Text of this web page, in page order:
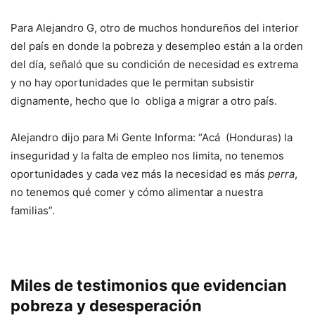
Para Alejandro G, otro de muchos hondureños del interior
del país en donde la pobreza y desempleo están a la orden
del día, señaló que su condición de necesidad es extrema
y no hay oportunidades que le permitan subsistir
dignamente, hecho que lo obliga a migrar a otro país.
Alejandro dijo para Mi Gente Informa: “Acá (Honduras) la
inseguridad y la falta de empleo nos limita, no tenemos
oportunidades y cada vez más la necesidad es más perra,
no tenemos qué comer y cómo alimentar a nuestra
familias”.
Miles de testimonios que evidencian
pobreza y desesperación